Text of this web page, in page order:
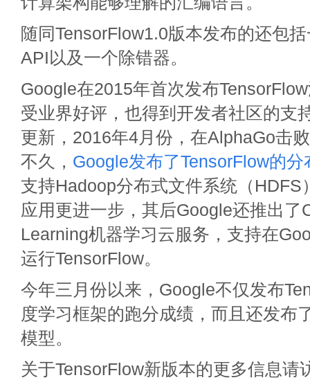
随同TensorFlow1.0版本发布的还包
API以及一个除错器。
Google在2015年首次发布
受业界好评，也得到开发者社区的支
更新，2016年4月份，在AlphaGo击
不久， Google发布了TensorFlow的分
支持Hadoop分布式文件系统（HDFS
应用更进一步，其后Google还推出了
Learning机器学习云服务，支持在
运行TensorFlow。
今年三月份以来，Google不仅发布
度学习框架的跑分成绩，而且还发布
模型。
关于TensorFlow新版本的更多信息请